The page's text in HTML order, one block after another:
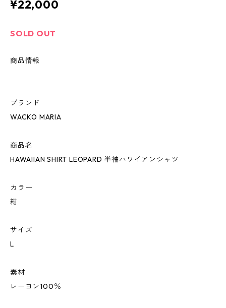
¥22,000
SOLD OUT
商品情報
ブランド
WACKO MARIA
商品名
HAWAIIAN SHIRT LEOPARD 半袖ハワイアンシャツ
カラー
紺
サイズ
L
素材
レーヨン100％